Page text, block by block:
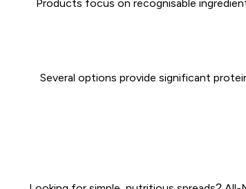
Products focus on recognisable
Several options provide significant